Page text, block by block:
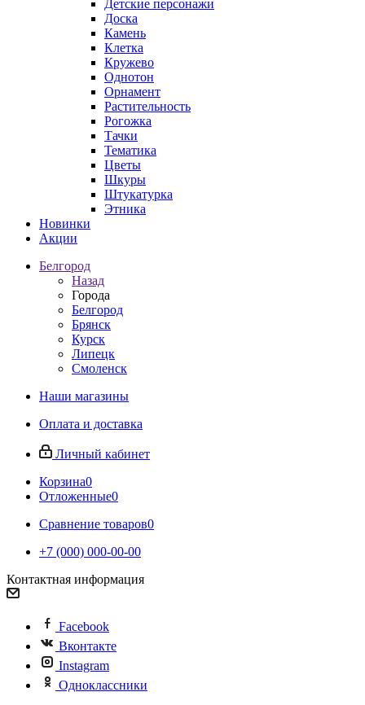
Детские персонажи
Доска
Камень
Клетка
Кружево
Однотон
Орнамент
Растительность
Рогожка
Тачки
Тематика
Цветы
Шкуры
Штукатурка
Этника
Новинки
Акции
Белгород
Назад
Города
Белгород
Брянск
Курск
Липецк
Смоленск
Наши магазины
Оплата и доставка
Личный кабинет
Корзина0
Отложенные0
Сравнение товаров0
+7 (000) 000-00-00
Контактная информация
Facebook
Вконтакте
Instagram
Одноклассники